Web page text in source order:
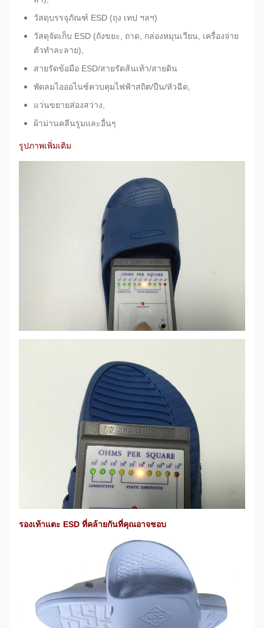
วัสดุบรรจุภัณฑ์ ESD (ถุง เทป ฯลฯ)
วัสดุจัดเก็บ ESD (ถังขยะ, ถาด, กล่องหมุนเวียน, เครื่องจ่าย
ตัวทำละลาย),
สายรัดข้อมือ ESD/สายรัดส้นเท้า/สายดิน
พัดลมไอออไนซ์ควบคุมไฟฟ้าสถิต/ปืน/หัวฉีด,
แว่นขยายส่องสว่าง,
ผ้าม่านคลีนรูมและอื่นๆ
รูปภาพเพิ่มเติม
รองเท้าแตะ ESD ที่คล้ายกันที่คุณอาจชอบ